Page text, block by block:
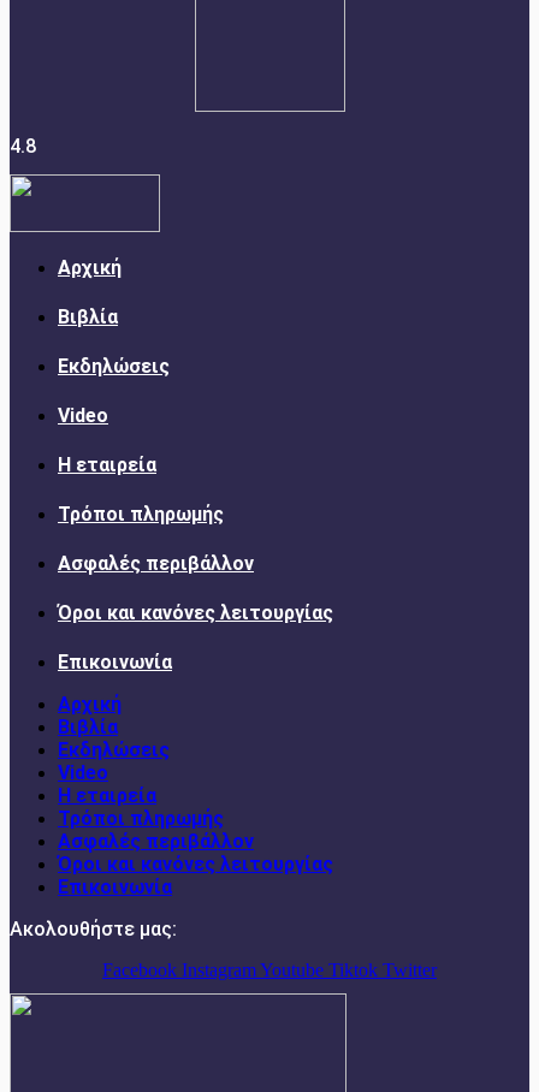
4.8
Αρχική
Βιβλία
Εκδηλώσεις
Video
Η εταιρεία
Τρόποι πληρωμής
Ασφαλές περιβάλλον
Όροι και κανόνες λειτουργίας
Επικοινωνία
Αρχική
Βιβλία
Εκδηλώσεις
Video
Η εταιρεία
Τρόποι πληρωμής
Ασφαλές περιβάλλον
Όροι και κανόνες λειτουργίας
Επικοινωνία
Ακολουθήστε μας:
Facebook InstagramYoutube Tiktok Twitter